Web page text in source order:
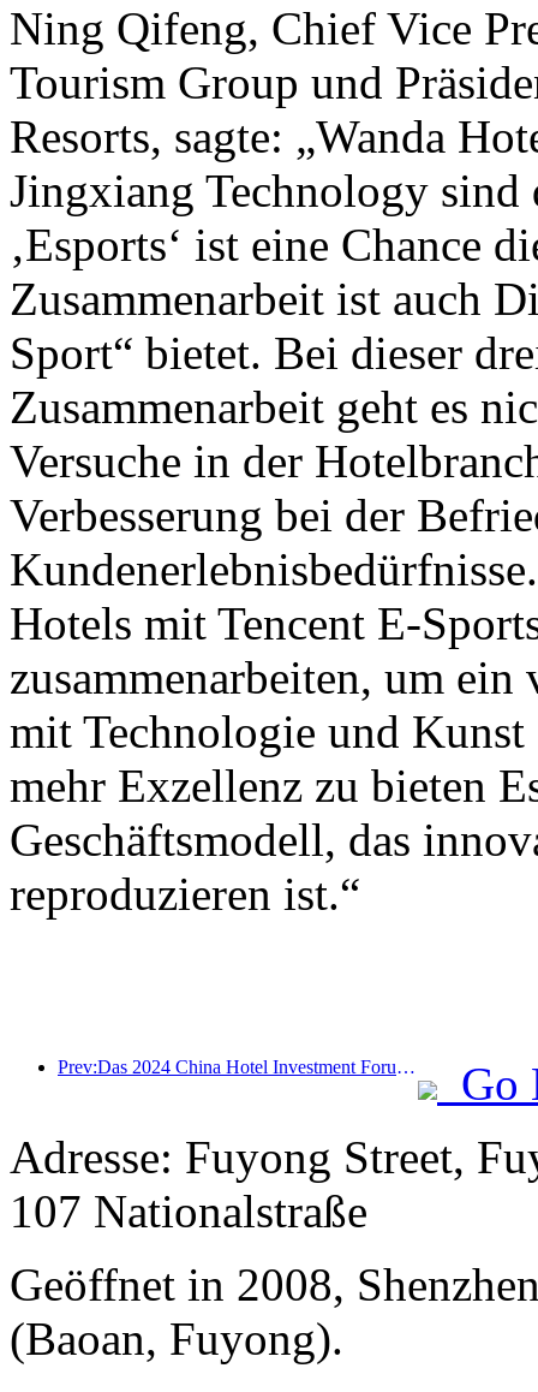
Ning Qifeng, Chief Vice
Tourism Group und
Resorts, sagte: „Wanda
Jingxiang Technology sind
‚Esports‘ ist eine Chance
Zusammenarbeit ist auch
Sport“ bietet. Bei dieser
Zusammenarbeit geht es
Versuche in der
Verbesserung bei der
Hotels mit Tencent E-
zusammenarbeiten, um
mit Technologie und Kunst
mehr Exzellenz zu bieten
Geschäftsmodell, das
reproduzieren ist.“
Prev:Das 2024 China Hotel Investment Forum wurde erfolgreich in Peking abgehalten
Go
Adresse: Fuyong Street,
107 Nationalstraße
Geöffnet in 2008,
(Baoan, Fuyong).